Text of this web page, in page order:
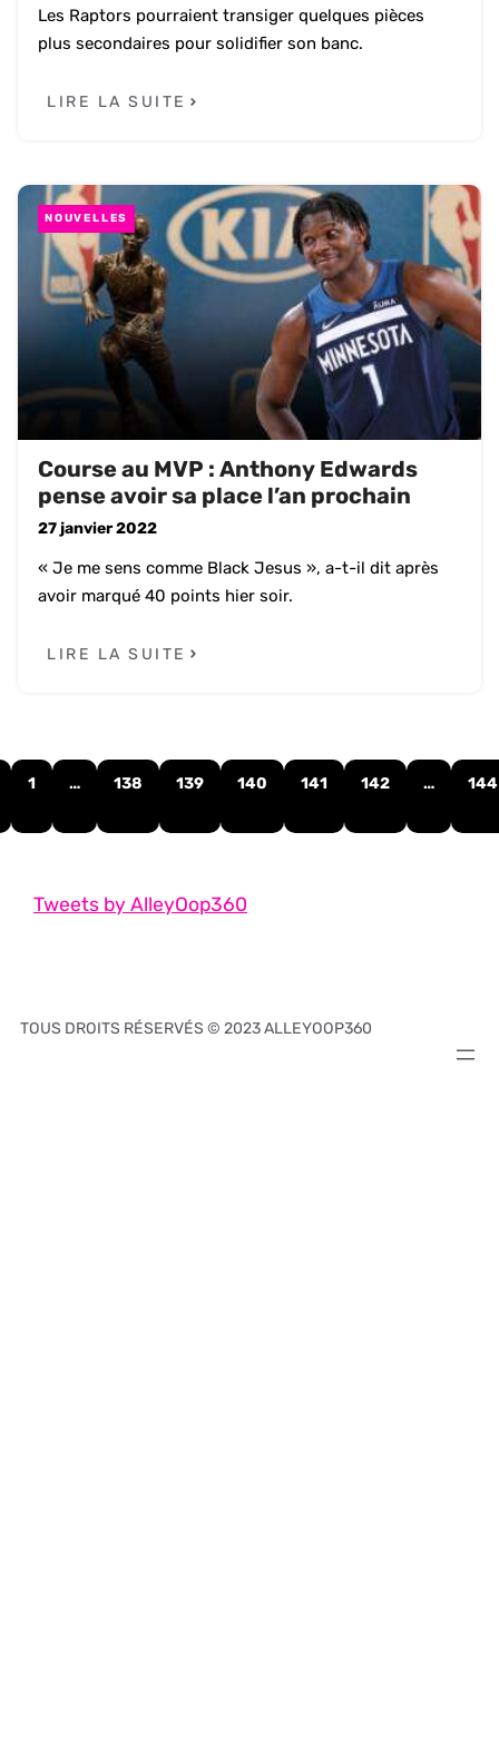
Les Raptors pourraient transiger quelques pièces
plus secondaires pour solidifier son banc.
LIRE LA SUITE
NOUVELLES
Course au MVP : Anthony Edwards
pense avoir sa place l’an prochain
27 janvier 2022
« Je me sens comme Black Jesus », a-t-il dit après
avoir marqué 40 points hier soir.
LIRE LA SUITE
1 … 138 139 140 141 142 … 144
Tweets by AlleyOop360
TOUS DROITS RÉSERVÉS © 2023 ALLEYOOP360